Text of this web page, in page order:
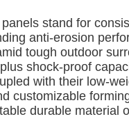
stand for
anti-erosion
tough outdoor
shock-proof
with their low-
customizable
durable material